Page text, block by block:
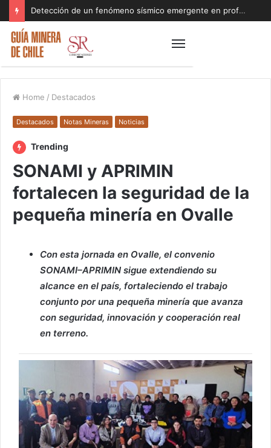
Detección de un fenómeno sísmico emergente en profundidad con riesgos diferentes a los conocidos paraliza Andes Norte
Home / Destacados
Destacados Notas Mineras Noticias
Trending
SONAMI y APRIMIN
fortalecen la seguridad de la
pequeña minería en Ovalle
Con esta jornada en Ovalle, el convenio
SONAMI–APRIMIN sigue extendiendo su
alcance en el país, fortaleciendo el trabajo
conjunto por una pequeña minería que avanza
con seguridad, innovación y cooperación real
en terreno.